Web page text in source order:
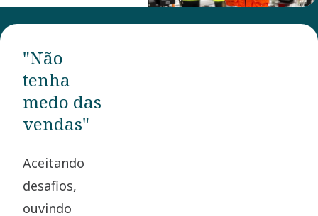
"Não
tenha
medo das
vendas"
Aceitando
desafios,
ouvindo